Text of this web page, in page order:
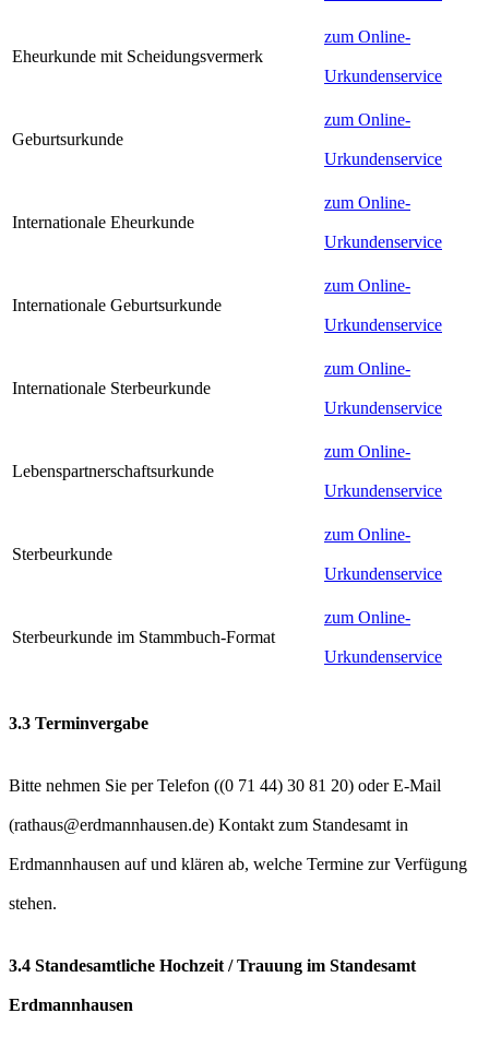
Eheurkunde mit Scheidungsvermerk
zum Online-
Urkundenservice
Geburtsurkunde
zum Online-
Urkundenservice
Internationale Eheurkunde
zum Online-
Urkundenservice
Internationale Geburtsurkunde
zum Online-
Urkundenservice
Internationale Sterbeurkunde
zum Online-
Urkundenservice
Lebenspartnerschaftsurkunde
zum Online-
Urkundenservice
Sterbeurkunde
zum Online-
Urkundenservice
Sterbeurkunde im Stammbuch-Format
zum Online-
Urkundenservice
3.3 Terminvergabe
Bitte nehmen Sie per Telefon ( ) oder E-Mail
( ) Kontakt zum Standesamt in
Erdmannhausen auf und klären ab, welche Termine zur Verfügung
stehen.
3.4 Standesamtliche Hochzeit / Trauung im Standesamt
Erdmannhausen